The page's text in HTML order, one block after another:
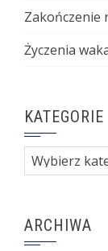
Zakończenie
Życzenia
KATEGORIE
Kategorie
ARCHIWA